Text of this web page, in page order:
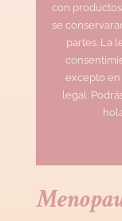
con
se
partes. La
excepto en
legal.